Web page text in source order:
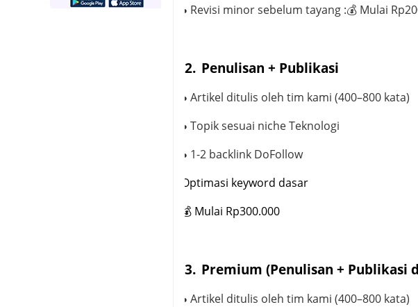
● Revisi minor sebelum tayang:💰Mulai Rp2
2. Penulisan + Publikasi
● Artikel ditulis oleh tim kami (400–800 kata)
● Topik sesuai nicheTeknologi
● 1-2 backlink DoFollow
Optimasi keyword dasar
💰Mulai Rp300.000
3. Premium (Penulisan + Publikasi
● Artikel ditulis oleh tim kami (400–800 kata)